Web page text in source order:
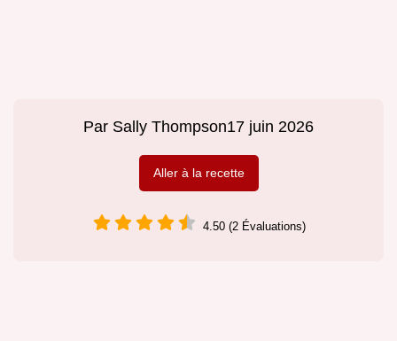
Par Sally Thompson17 juin 2026
Aller à la recette
4.50 (2 Évaluations)